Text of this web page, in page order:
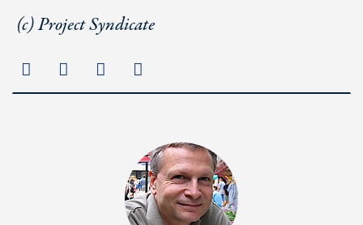
(c) Project Syndicate